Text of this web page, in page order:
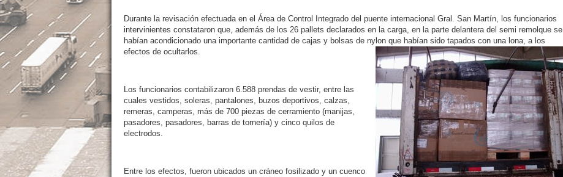
Durante la revisación efectuada en el Área de Control Integrado del puente internacional Gral. San Martín, los funcionarios
intervinientes constataron que, además de los 26 pallets declarados en la carga, en la parte delantera del semi remolque se
habían acondicionado una importante cantidad de cajas y bolsas de nylon que habían sido tapados con una lona, a los
efectos de ocultarlos.
Los funcionarios contabilizaron 6.588 prendas de vestir, entre las
cuales vestidos, soleras, pantalones, buzos deportivos, calzas,
remeras, camperas, más de 700 piezas de cerramiento (manijas,
pasadores, pasadores, barras de tornería) y cinco quilos de
electrodos.
Entre los efectos, fueron ubicados un cráneo fosilizado y un cuenco